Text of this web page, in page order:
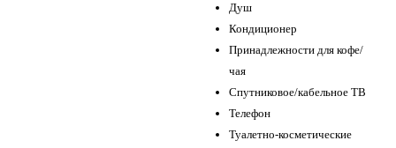
Душ
Кондиционер
Принадлежности для кофе/
чая
Спутниковое/кабельное ТВ
Телефон
Туалетно-косметические